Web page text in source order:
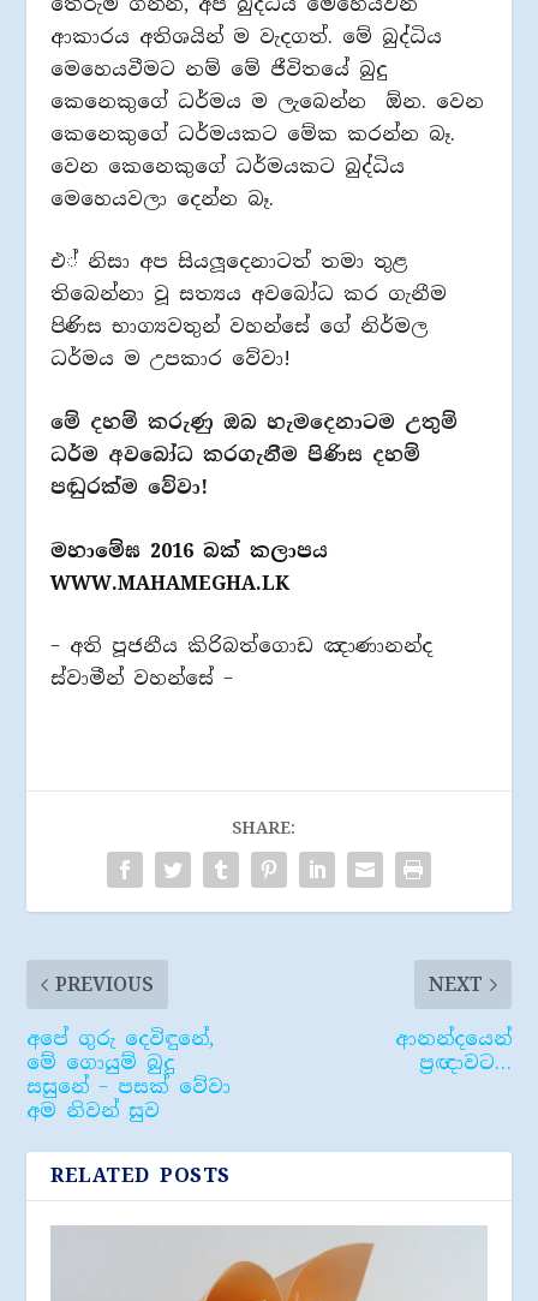
ආකාරය අතිශයින් ම වැදගත්. මේ බුද්ධිය
මෙහෙයවීමට නම් මේ ජීවිතයේ බුදු
කෙනෙකුගේ ධර්මය ම ලැබෙන්න ඕන. වෙන
කෙනෙකුගේ ධර්මයකට මේක කරන්න බෑ.
වෙන කෙනෙකුගේ ධර්මයකට බුද්ධිය
මෙහෙයවලා දෙන්න බෑ.
එ් නිසා අප සියලූදෙනාටත් තමා තුළ
තිබෙන්නා වූ සත්‍යය අවබෝධ කර ගැනීම
පිණිස භාග්‍යවතුන් වහන්සේ ගේ නිර්මල
ධර්මය ම උපකාර වේවා!
මේ දහම් කරුණු ඔබ හැමදෙනාටම උතුම්
ධර්ම අවබෝධ කරගැනීම පිණිස දහම්
පඬුරක්ම වේවා!
මහාමේඝ 2016 බක් කලාපය
WWW.MAHAMEGHA.LK
– අති පූජනීය කිරිබත්ගොඩ ඤාණානන්ද
ස්වාමීන් වහන්සේ –
SHARE:
PREVIOUS
අපේ ගුරු දෙවිඳුනේ,
මේ ගොයුම් බුදු
සසුනේ – පසක් වේවා
අම නිවන් සුව
NEXT
ආනන්දයෙන්
ප‍්‍රඥාවට…
RELATED POSTS